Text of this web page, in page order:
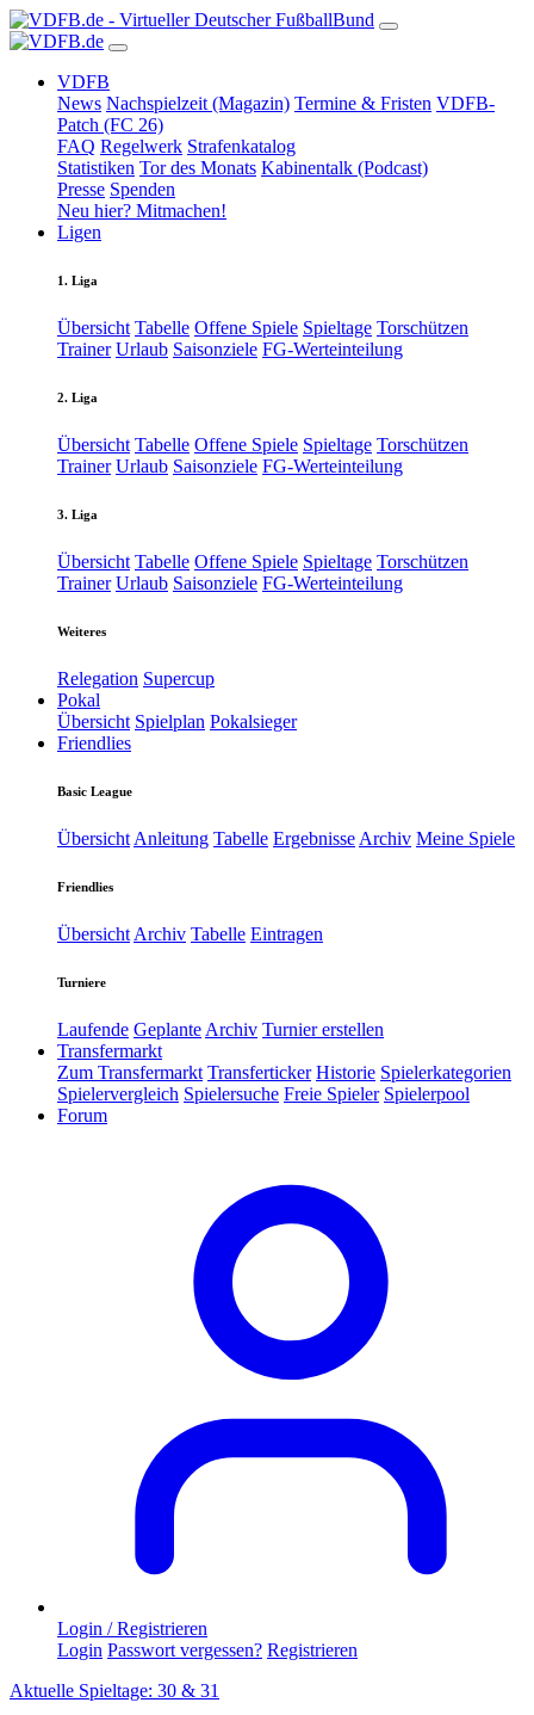
VDFB
News Nachspielzeit (Magazin) Termine & Fristen VDFB-
Patch (FC 26)
FAQ Regelwerk Strafenkatalog
Statistiken Tor des Monats Kabinentalk (Podcast)
Presse Spenden
Neu hier? Mitmachen!
Ligen
1. Liga
Übersicht Tabelle Offene Spiele Spieltage Torschützen
Trainer Urlaub Saisonziele FG-Werteinteilung
2. Liga
Übersicht Tabelle Offene Spiele Spieltage Torschützen
Trainer Urlaub Saisonziele FG-Werteinteilung
3. Liga
Übersicht Tabelle Offene Spiele Spieltage Torschützen
Trainer Urlaub Saisonziele FG-Werteinteilung
Weiteres
Relegation Supercup
Pokal
Übersicht Spielplan Pokalsieger
Friendlies
Basic League
Übersicht Anleitung Tabelle Ergebnisse Archiv Meine Spiele
Friendlies
Übersicht Archiv Tabelle Eintragen
Turniere
Laufende Geplante Archiv Turnier erstellen
Transfermarkt
Zum Transfermarkt Transferticker Historie Spielerkategorien
Spielervergleich Spielersuche Freie Spieler Spielerpool
Forum
Login / Registrieren
Login Passwort vergessen? Registrieren
Aktuelle Spieltage: 30 & 31